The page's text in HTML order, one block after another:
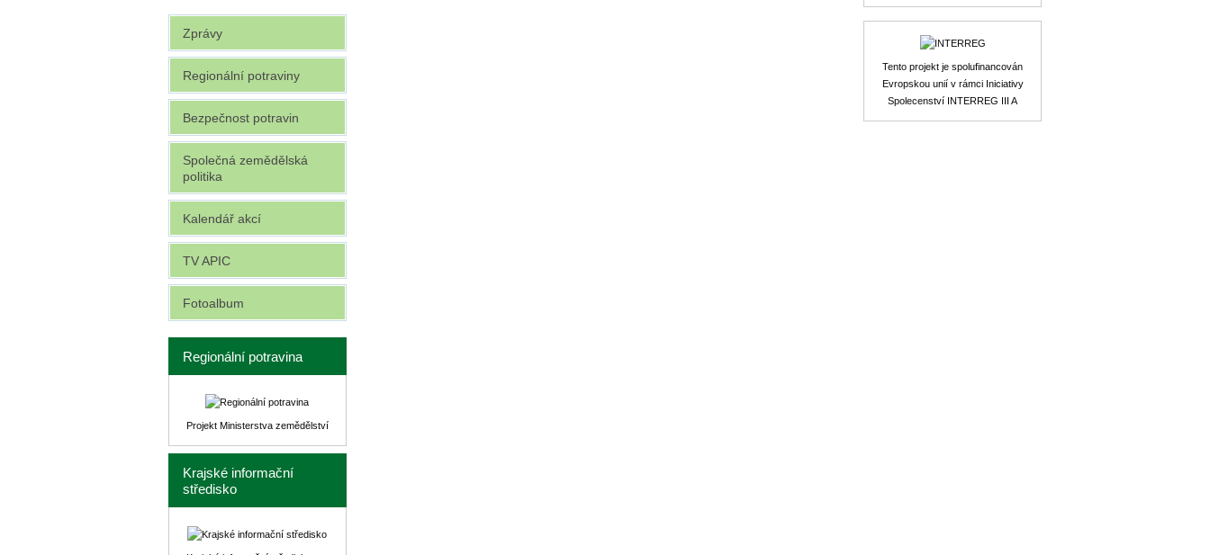
Zprávy
Regionální potraviny
Bezpečnost potravin
Společná zemědělská
politika
Kalendář akcí
TV APIC
Fotoalbum
Regionální potravina
Projekt Ministerstva zemědělství
Krajské informační
středisko
Tento projekt je spolufinancován
Evropskou unií v rámci Iniciativy
Spolecenství INTERREG III A